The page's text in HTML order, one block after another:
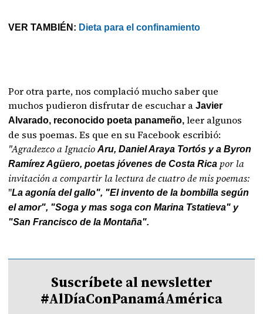
VER TAMBIÉN: Dieta para el confinamiento
Por otra parte, nos complació mucho saber que
muchos pudieron disfrutar de escuchar aJavier
Alvarado, reconocido poeta panameño, leer algunos
de sus poemas. Es que en su Facebook escribió:
"Agradezco a IgnacioAru, Daniel Araya Tortós y a Byron
Ramírez Agüero, poetas jóvenes de Costa Rica por la
invitación a compartir la lectura de cuatro de mis poemas:
"La agonía del gallo", "El invento de la bombilla según
el amor", "Soga y mas soga con Marina Tstatieva" y
"San Francisco de la Montaña".
Suscríbete al newsletter
#AlDíaConPanamáAmérica